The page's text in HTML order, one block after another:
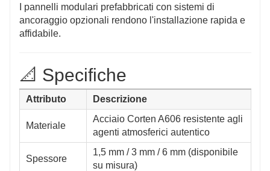
I pannelli modulari prefabbricati con sistemi di
ancoraggio opzionali rendono l'installazione rapida e
affidabile.
📐 Specifiche
Attributo Descrizione
Materiale
Acciaio Corten A606 resistente agli
agenti atmosferici autentico
Spessore
1,5 mm / 3 mm / 6 mm (disponibile
su misura)